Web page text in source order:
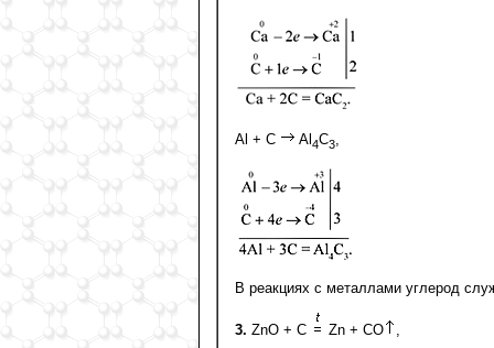
Al + C Al4C3
В реакциях с металлами углерод
3. ZnO + C Zn + CO ,